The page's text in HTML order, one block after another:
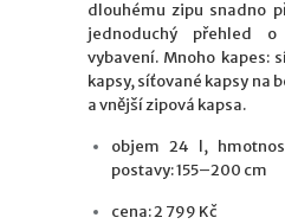
dlouhému zipu snadno
jednoduchý přehled o
vybavení. Mnoho kapes:
kapsy, síťované kapsy na
a vnější zipová kapsa.
objem 24 l,
postavy: 155–200 cm
cena: 2 799 Kč